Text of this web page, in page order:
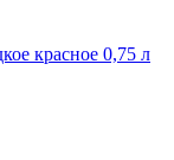
красное 0,75 л